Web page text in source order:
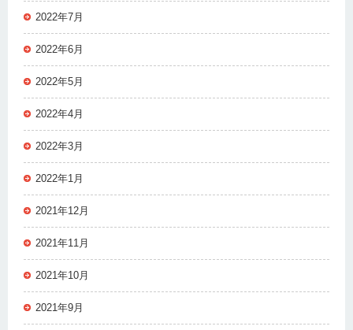
2022年7月
2022年6月
2022年5月
2022年4月
2022年3月
2022年1月
2021年12月
2021年11月
2021年10月
2021年9月